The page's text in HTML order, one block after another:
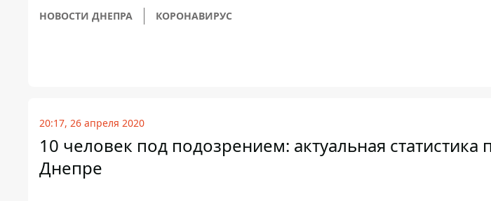
НОВОСТИ ДНЕПРА КОРОНАВИРУС
20:17, 26 апреля 2020
10 человек под подозрением: актуальная статистика
Днепре